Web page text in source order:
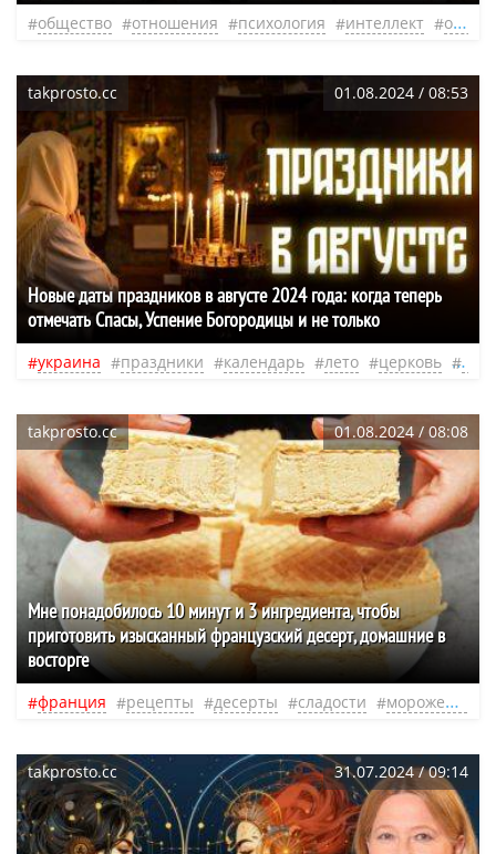
общество отношения психология интеллект образование
takprosto.cc 01.08.2024 / 08:53
Новые даты праздников в августе 2024 года: когда теперь
отмечать Спасы, Успение Богородицы и не только
украина праздники календарь лето церковь
takprosto.cc 01.08.2024 / 08:08
Мне понадобилось 10 минут и 3 ингредиента, чтобы
приготовить изысканный французский десерт, домашние в
восторге
франция рецепты десерты сладости мороженое
takprosto.cc 31.07.2024 / 09:14